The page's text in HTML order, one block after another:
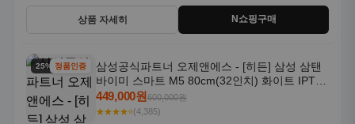
상품 자세히 N쇼핑구매
25% 할인정품인증
삼성공식파트너 오제앤에스 - [히든] 삼성 삼탠
바이미 스마트 M5 80cm(32인치) 화이트 IPTV
OTT 패키지
449,000원600,000원
★★★★⭐(4,385)